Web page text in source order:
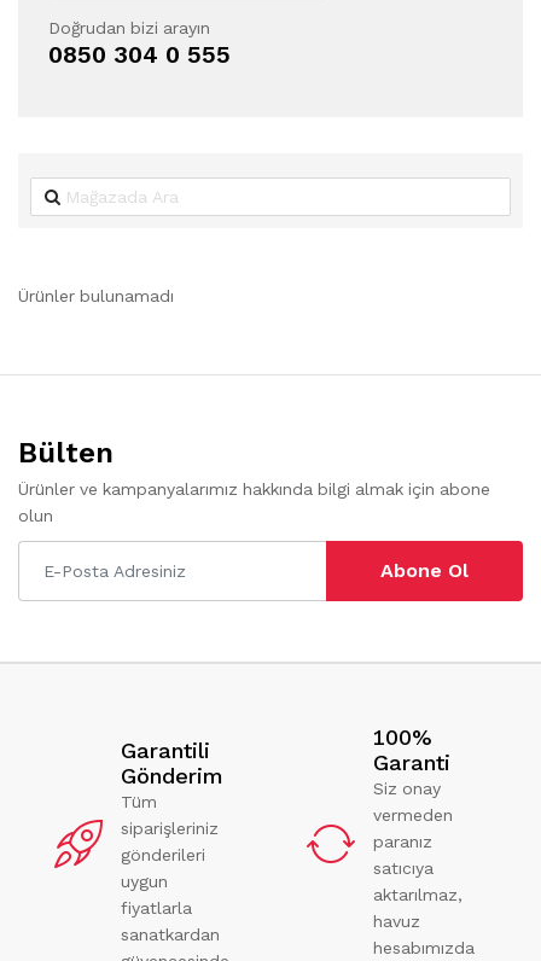
Doğrudan bizi arayın
0850 304 0 555
Ürünler bulunamadı
Bülten
Ürünler ve kampanyalarımız hakkında bilgi almak için abone
olun
Abone Ol
Garantili
Gönderim
Tüm
siparişleriniz
gönderileri
uygun
fiyatlarla
sanatkardan
100%
Garanti
Siz onay
vermeden
paranız
satıcıya
aktarılmaz,
havuz
hesabımızda